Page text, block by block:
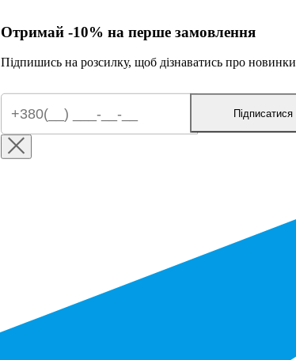
Отримай -10% на перше замовлення
Підпишись на розсилку, щоб дізнаватись про новинки
Підписатися